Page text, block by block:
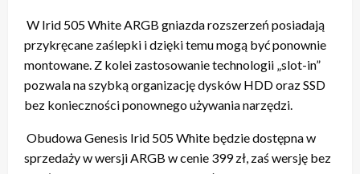
W Irid 505 White ARGB gniazda rozszerzeń posiadają
przykręcane zaślepki i dzięki temu mogą być ponownie
montowane. Z kolei zastosowanie technologii „slot-in”
pozwala na szybką organizację dysków HDD oraz SSD
bez konieczności ponownego używania narzędzi.
Obudowa Genesis Irid 505 White będzie dostępna w
sprzedaży w wersji ARGB w cenie 399 zł, zaś wersję bez